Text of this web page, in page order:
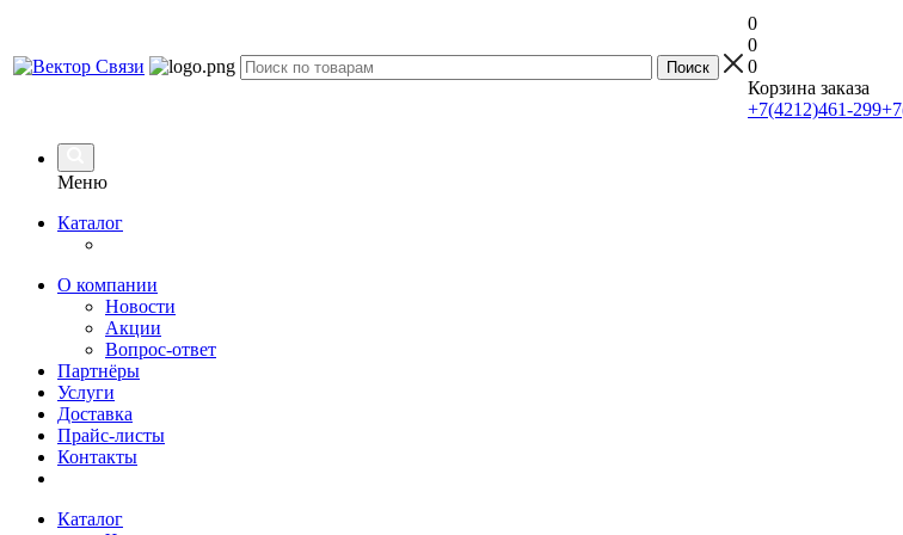
0
0
0
Корзина заказа
+7(4212)461-299
Меню
Каталог
О компании
Новости
Акции
Вопрос-ответ
Партнёры
Услуги
Доставка
Прайс-листы
Контакты
Каталог